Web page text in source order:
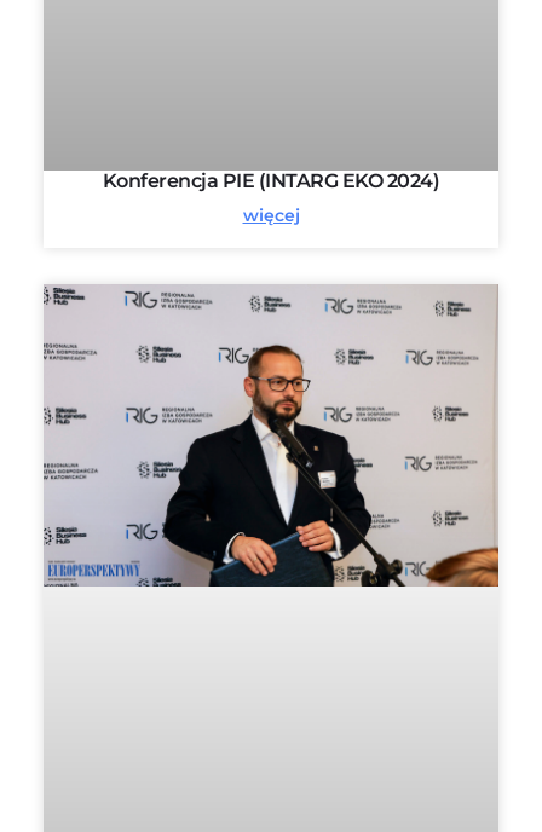
Konferencja PIE (INTARG EKO 2024)
więcej